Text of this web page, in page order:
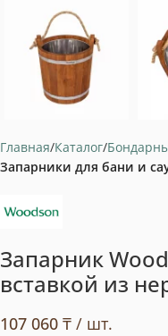
Главная Каталог
Запарники для бани и
Запарник
вставкой из
107 060 ₸ / шт.